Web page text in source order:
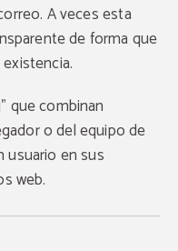
A veces esta
de forma que
que combinan
o del equipo de
usuario en sus
web.